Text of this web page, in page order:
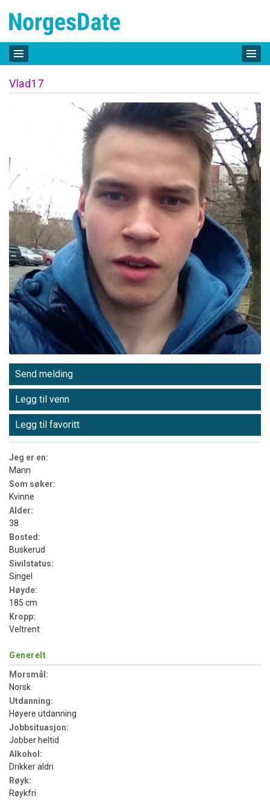
Vlad17
Send melding
Legg til venn
Legg til favoritt
Jeg er en:
Mann
Som søker:
Kvinne
Alder:
38
Bosted:
Buskerud
Sivilstatus:
Singel
Høyde:
185 cm
Kropp:
Veltrent
Generelt
Morsmål:
Norsk
Utdanning:
Høyere utdanning
Jobbsituasjon:
Jobber heltid
Alkohol:
Drikker aldri
Røyk:
Røykfri